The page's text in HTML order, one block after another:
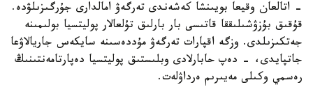
- اتالعان وقيعا بويىنشا كەشەندى تەرگەۋ امالدارى جۇرگىزىلۋدە.
قۇقىق بۇزۋشىلىققا قاتىسى بار بارلىق تۇلعالار پوليتسيا بولىمىنە
جەتكىزىلدى. وزگە اقپارات تەرگەۋ مۇددەسىنە سايكەس جاريالاۋعا
جاتپايدى، - دەپ حابارلادى وبلىستىق پوليتسيا دەپارتامەنتىنىڭ
رەسمي وكىلى مەيىرىم ەرداۋلەت.